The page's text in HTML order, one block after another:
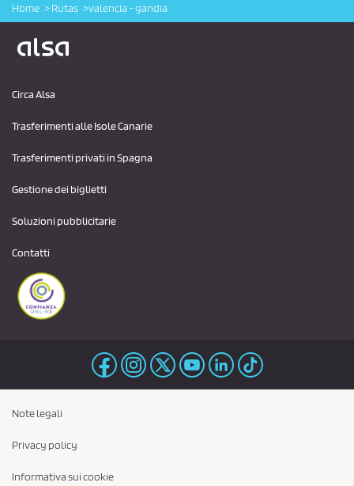
Home Rutas valencia - gandia
Circa Alsa
Trasferimenti alle Isole Canarie
Trasferimenti privati ​​in Spagna
Gestione dei biglietti
Soluzioni pubblicitarie
Contatti
Logo Alsa
Note legali
Privacy policy
Informativa sui cookie